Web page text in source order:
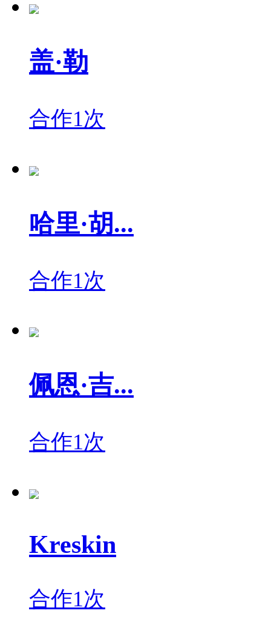
盖·勒
合作1次
哈里·胡...
合作1次
佩恩·吉...
合作1次
Kreskin
合作1次